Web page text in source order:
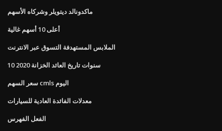
ماكدونالد ديتويلر وشركاه الأسهم
أعلى 10 أسهم غالية
الملابس المستهدفة التسوق عبر الانترنت
10 سنوات تاريخ العائد الخزانة 2020
سعر السهم cmls اليوم
معدلات الفائدة العادية للسيارات
الفعل الفهرس